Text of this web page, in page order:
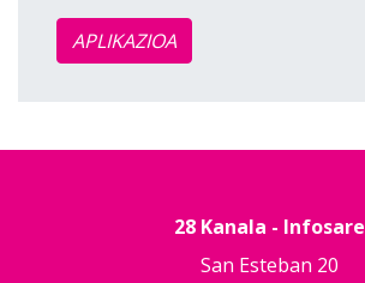
APLIKAZIOA
28 Kanala - Infosare
San Esteban 20